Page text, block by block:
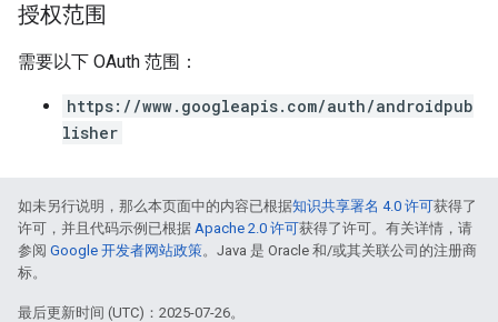
授权范围
需要以下 OAuth 范围：
https://www.googleapis.com/auth/androidpub
lisher
如未另行说明，那么本页面中的内容已根据知识共享署名 4.0 许可获得了
许可，并且代码示例已根据 Apache 2.0 许可获得了许可。有关详情，请
参阅 Google 开发者网站政策。Java 是 Oracle 和/或其关联公司的注册商
标。
最后更新时间 (UTC)：2025-07-26。